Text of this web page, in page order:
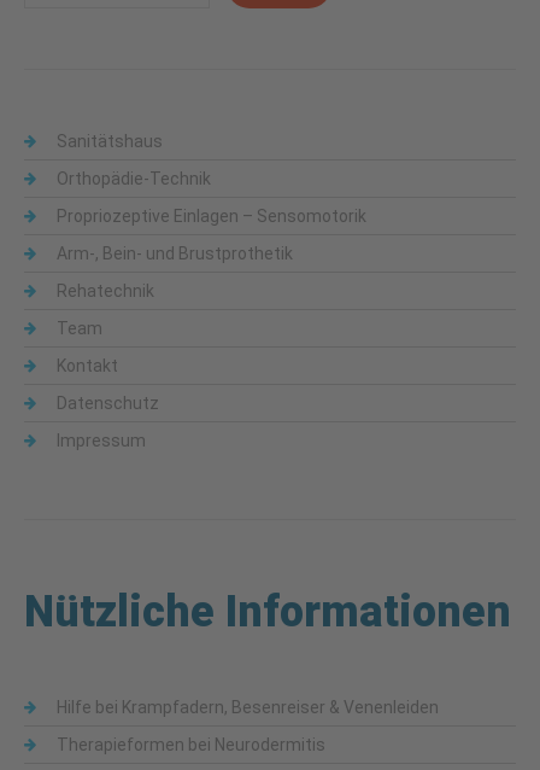
Sanitätshaus
Orthopädie-Technik
Propriozeptive Einlagen – Sensomotorik
Arm-, Bein- und Brustprothetik
Rehatechnik
Team
Kontakt
Datenschutz
Impressum
Nützliche Informationen
Hilfe bei Krampfadern, Besenreiser & Venenleiden
Therapieformen bei Neurodermitis